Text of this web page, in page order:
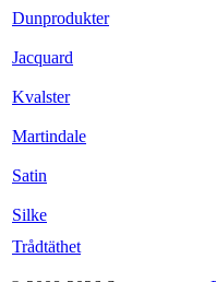
Dunprodukter
Jacquard
Kvalster
Martindale
Satin
Silke
Trådtäthet